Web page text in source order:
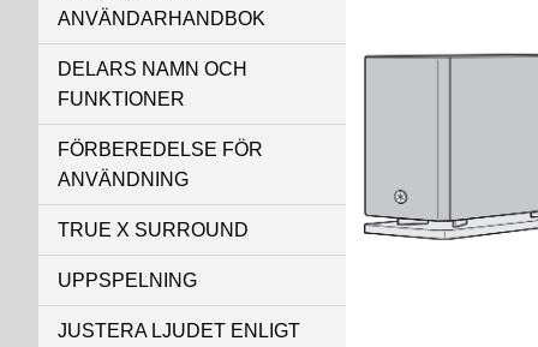
ANVÄNDARHANDBOK
DELARS NAMN OCH
FUNKTIONER
FÖRBEREDELSE FÖR
ANVÄNDNING
TRUE X SURROUND
UPPSPELNING
JUSTERA LJUDET ENLIGT